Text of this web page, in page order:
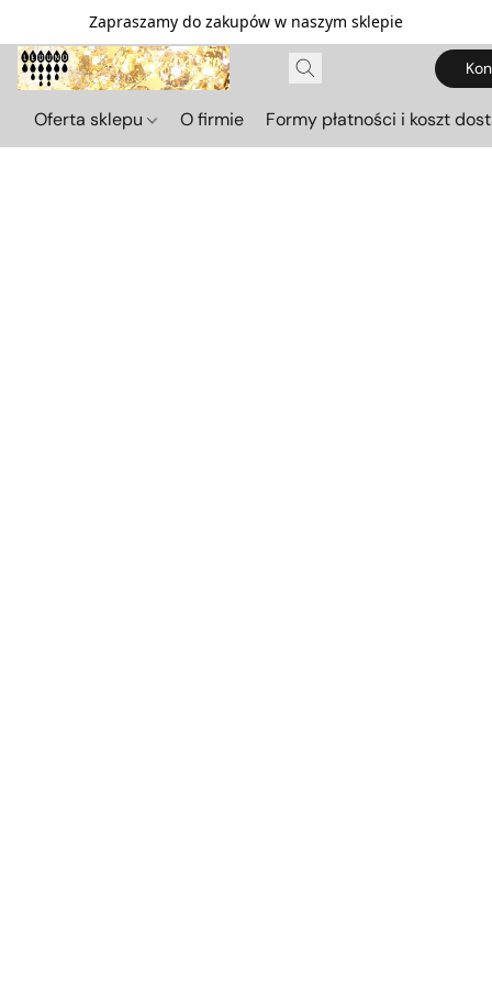
Zapraszamy do zakupów w naszym sklepie
Oferta sklepu O firmie Formy płatności i koszt